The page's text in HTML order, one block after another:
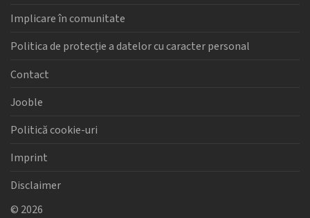
Implicare în comunitate
Politica de protecție a datelor cu caracter personal
Contact
Jooble
Politică cookie-uri
Imprint
Disclaimer
© 2026